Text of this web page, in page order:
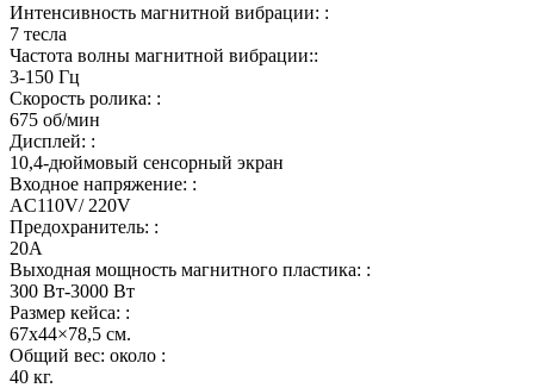
Интенсивность магнитной вибрации: :
7 тесла
Частота волны магнитной вибрации::
3-150 Гц
Скорость ролика: :
675 об/мин
Дисплей: :
10,4-дюймовый сенсорный экран
Входное напряжение: :
AC110V/ 220V
Предохранитель: :
20А
Выходная мощность магнитного пластика: :
300 Вт-3000 Вт
Размер кейса: :
67х44×78,5 см.
Общий вес: около :
40 кг.